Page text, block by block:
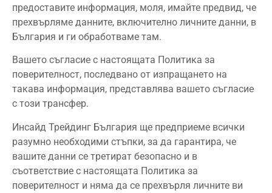
предоставите информация, моля, имайте предвид, че
прехвърляме данните, включително личните данни, в
България и ги обработваме там.
Вашето съгласие с настоящата Политика за
поверителност, последвано от изпращането на
такава информация, представлява вашето съгласие
с този трансфер.
Инсайд Трейдинг България ще предприеме всички
разумно необходими стъпки, за да гарантира, че
вашите данни се третират безопасно и в
съответствие с настоящата Политика за
поверителност и няма да се прехвърля личните ви